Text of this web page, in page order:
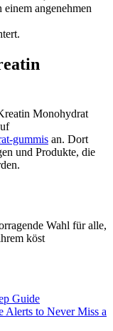
angenehmen
Monohydrat
gummis an. Dort
und Produkte, die
Wahl für alle,
köst
Guide
Alerts to Never Miss a